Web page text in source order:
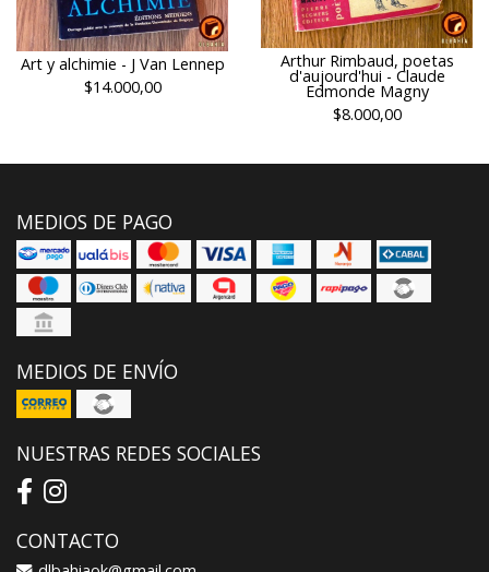
Art y alchimie - J Van Lennep
$14.000,00
Arthur Rimbaud, poetas
d'aujourd'hui - Claude
Edmonde Magny
$8.000,00
MEDIOS DE PAGO
MEDIOS DE ENVÍO
NUESTRAS REDES SOCIALES
CONTACTO